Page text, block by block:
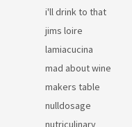
i'll drink to that
jims loire
lamiacucina
mad about wine
makers table
nulldosage
nutriculinary